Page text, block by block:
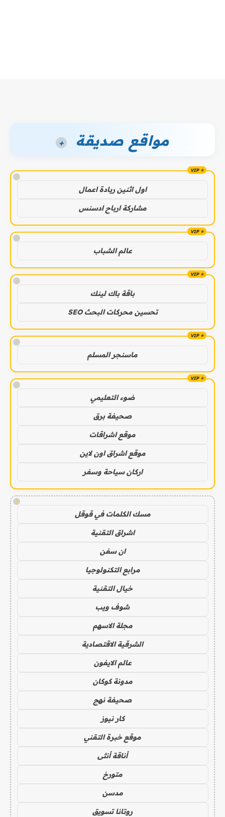
مواقع صديقة +
!
اول اثنين ريادة اعمال
مشاركة ارباح ادسنس
!
عالم الشباب
!
باقة باك لينك
تحسين محركات البحث SEO
!
ماسنجر المسلم
!
ضوء التعليمي
صحيفة برق
موقع اشراقات
موقع اشراق اون لاين
اركان سياحة وسفر
!
مسك الكلمات في قوقل
اشراق التقنية
ان سفن
مرابع التكنولوجيا
خيال التقنية
شوف ويب
مجلة الاسهم
الشرقية الاقتصادية
عالم الايفون
مدونة كوكان
صحيفة نهج
كار نيوز
موقع خبرة التقني
أناقة أنثى
متورخ
مدسن
روتانا تسويق